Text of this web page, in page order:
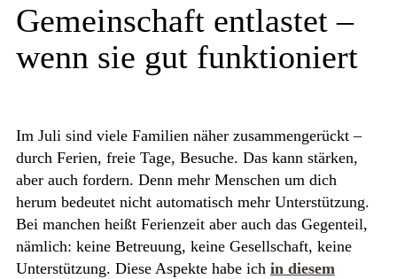
Gemeinschaft entlastet –
wenn sie gut funktioniert
Im Juli sind viele Familien näher zusammengerückt –
durch Ferien, freie Tage, Besuche. Das kann stärken,
aber auch fordern. Denn mehr Menschen um dich
herum bedeutet nicht automatisch mehr Unterstützung.
Bei manchen heißt Ferienzeit aber auch das Gegenteil,
nämlich: keine Betreuung, keine Gesellschaft, keine
Unterstützung. Diese Aspekte habe ich in diesem